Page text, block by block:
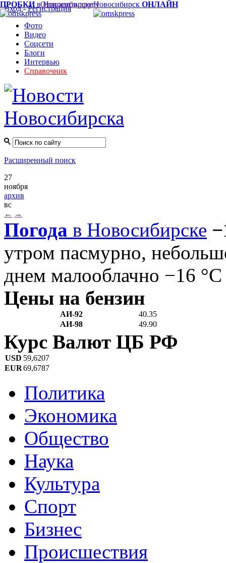
Вход-Регистрация
Фото
Видео
Соцсети
Блоги
Интервью
Справочник
Расширенный поиск
27
ноября
архив
вс
← →
Погода в Новосибирске
утром пасмурно,
днем малооблачно −16 °C
Цены на бензин
АИ-92
40.35
АИ-98
49.90
ПРОБКИв НовосибирскеНовосибирск ОНЛАЙН
Курс Валют ЦБ РФ
USD 59,6207
EUR69,6787
Политика
Экономика
Общество
Наука
Культура
Спорт
Бизнес
Происшествия
Отправить другу